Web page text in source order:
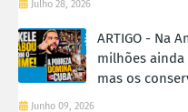
Julho 28, 2026
ARTIGO - Na
milhões ainda
mas os
Junho 09, 2026